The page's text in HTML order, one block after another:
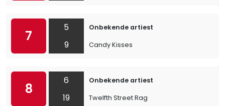
7
5
9
Onbekende artiest
Candy Kisses
8
6
19
Onbekende artiest
Twelfth Street Rag